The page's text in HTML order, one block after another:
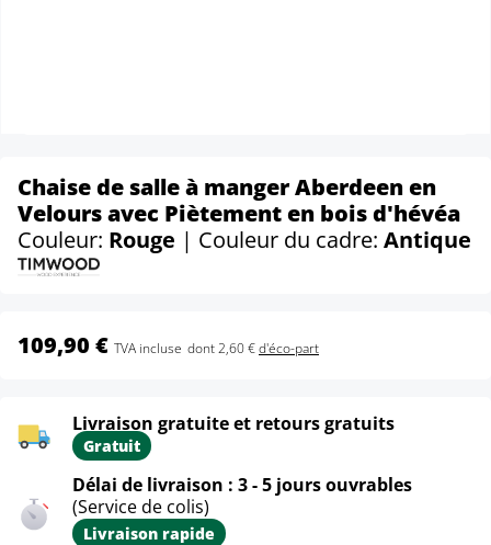
Chaise de salle à manger Aberdeen en
Velours avec Piètement en bois d'hévéa
Couleur: Rouge | Couleur du cadre: Antique
109,90 € TVA incluse dont 2,60 €d'éco-part
Livraison gratuite et retours gratuits
Gratuit
Délai de livraison : 3 - 5 jours ouvrables
(Service de colis)
Livraison rapide